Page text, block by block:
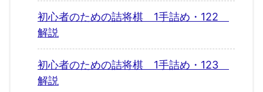
初心者のための詰将棋 1手詰め・122
解説
初心者のための詰将棋 1手詰め・123
解説